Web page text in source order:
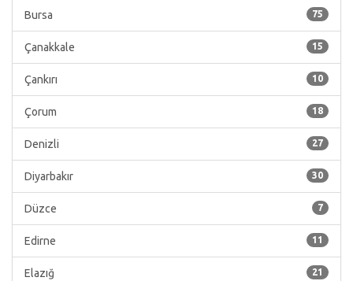
75
Bursa
15
Çanakkale
10
Çankırı
18
Çorum
27
Denizli
30
Diyarbakır
7
Düzce
11
Edirne
21
Elazığ